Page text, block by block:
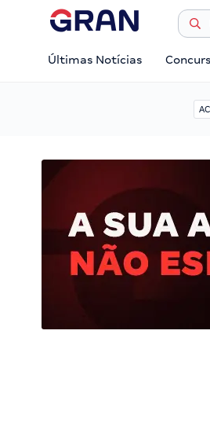
Últimas Notícias
AC